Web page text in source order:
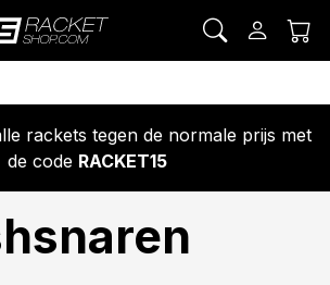
rackets tegen de normale prijs met
de code RACKET15